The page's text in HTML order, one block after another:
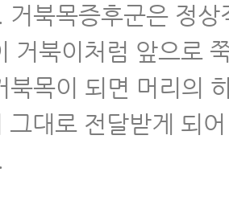
허리통증보다 치료는
쉬운 이유는?
디스크 환자가 거북목
증후군에 대해 꼭 알아
거북목증후군은 정상
거북이처럼 앞으로
북목이 되면 머리의
그대로 전달받게 되